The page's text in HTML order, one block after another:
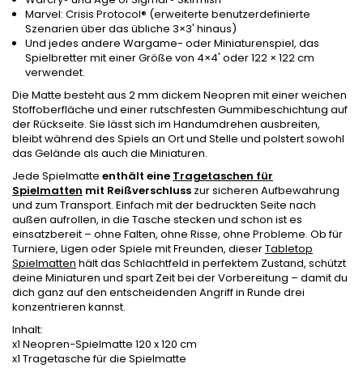
Marvel: Crisis Protocol® (erweiterte benutzerdefinierte
Szenarien über das übliche 3×3' hinaus)
Und jedes andere Wargame- oder Miniaturenspiel, das
Spielbretter mit einer Größe von 4×4' oder 122 × 122 cm
verwendet.
Die Matte besteht aus 2 mm dickem Neopren mit einer weichen
Stoffoberfläche und einer rutschfesten Gummibeschichtung auf
der Rückseite. Sie lässt sich im Handumdrehen ausbreiten,
bleibt während des Spiels an Ort und Stelle und polstert sowohl
das Gelände als auch die Miniaturen.
Jede Spielmatte enthält eine Tragetaschen für
Spielmatten mit Reißverschluss zur sicheren Aufbewahrung
und zum Transport. Einfach mit der bedruckten Seite nach
außen aufrollen, in die Tasche stecken und schon ist es
einsatzbereit – ohne Falten, ohne Risse, ohne Probleme. Ob für
Turniere, Ligen oder Spiele mit Freunden, dieserTabletop
Spielmatten hält das Schlachtfeld in perfektem Zustand, schützt
deine Miniaturen und spart Zeit bei der Vorbereitung – damit du
dich ganz auf den entscheidenden Angriff in Runde drei
konzentrieren kannst.
Inhalt:
x1 Neopren-Spielmatte 120 x 120 cm
x1 Tragetasche für die Spielmatte